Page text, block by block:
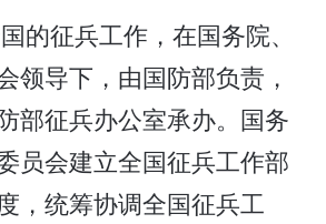
的征兵工作，在国务院、
领导下，由国防部负责，
部征兵办公室承办。国务
员会建立全国征兵工作部
，统筹协调全国征兵工